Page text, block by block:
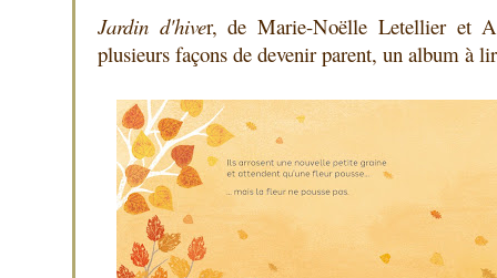
Jardin d'hiver, de Marie-Noëlle Letellier et
plusieurs façons de devenir parent, un album à